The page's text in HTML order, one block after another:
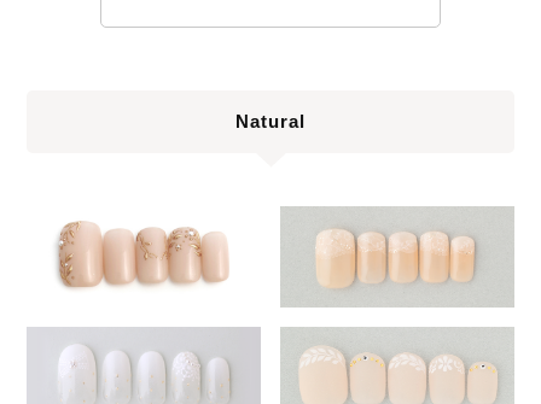
Natural